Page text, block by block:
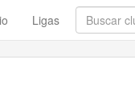
Ligas